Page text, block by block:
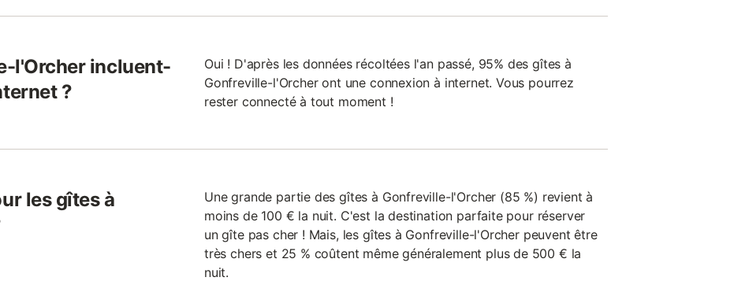
l'Orcher incluent-
?
Oui ! D'après les données récoltées l'an passé, 95% des gîtes à
Gonfreville-l'Orcher ont une connexion à internet. Vous pourrez
rester connecté à tout moment !
les gîtes à
Une grande partie des gîtes à Gonfreville-l'Orcher (85 %) revient à
moins de 100 € la nuit. C'est la destination parfaite pour réserver
un gîte pas cher ! Mais, les gîtes à Gonfreville-l'Orcher peuvent être
très chers et 25 % coûtent même généralement plus de 500 € la
nuit.